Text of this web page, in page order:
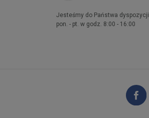
Jesteśmy do Państwa dyspozycji
pon. - pt. w godz. 8:00 - 16:00